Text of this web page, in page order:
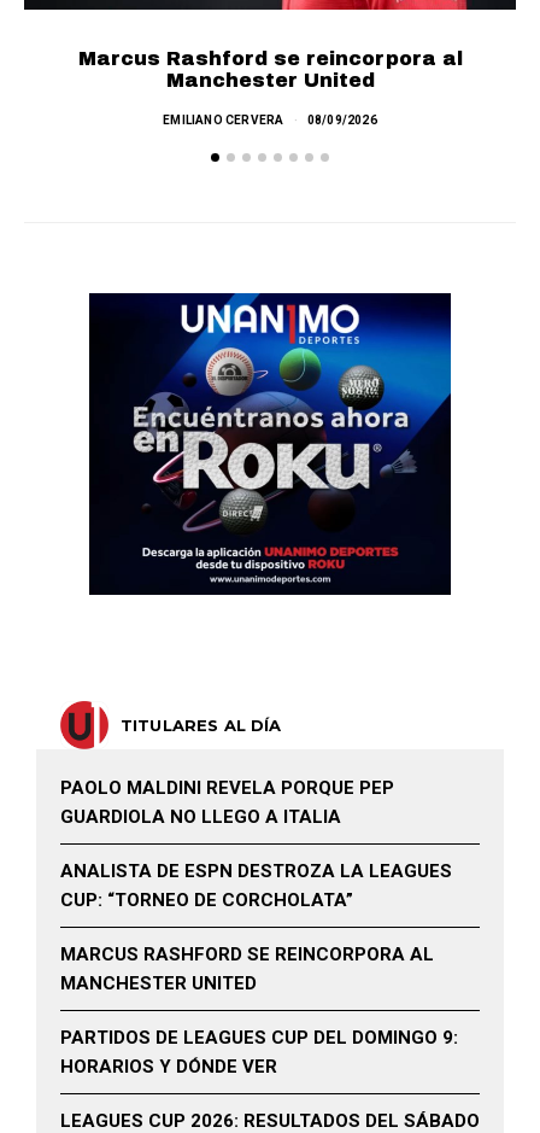
Marcus Rashford se reincorpora al
Manchester United
EMILIANO CERVERA 08/09/2026
TITULARES AL DÍA
PAOLO MALDINI REVELA PORQUE PEP
GUARDIOLA NO LLEGO A ITALIA
ANALISTA DE ESPN DESTROZA LA LEAGUES
CUP: “TORNEO DE CORCHOLATA”
MARCUS RASHFORD SE REINCORPORA AL
MANCHESTER UNITED
PARTIDOS DE LEAGUES CUP DEL DOMINGO 9:
HORARIOS Y DÓNDE VER
LEAGUES CUP 2026: RESULTADOS DEL SÁBADO